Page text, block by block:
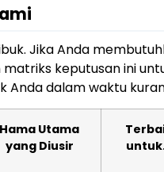
Jika Anda
matriks keputusan ini
Anda dalam waktu
Hama Utama
yang Diusir